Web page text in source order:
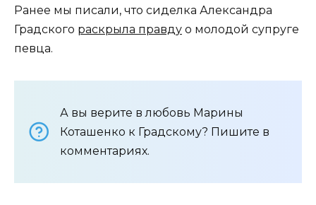
Ранее мы писали, что сиделка Александра
Градского раскрыла правду о молодой супруге
певца.
А вы верите в любовь Марины
Коташенко к Градскому? Пишите в
комментариях.